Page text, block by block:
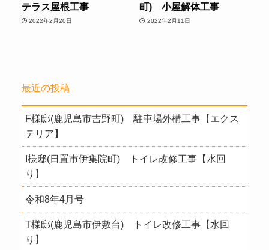
テラス屋根工事
2022年2月20日
町) 小屋解体工事
2022年2月11日
最近の投稿
F様邸(鹿児島市吉野町) 駐車場外構工事【エクス
テリア】
I様邸(日置市伊集院町) トイレ改修工事【水回
り】
令和8年4月号
T様邸(鹿児島市伊敷台) トイレ改修工事【水回
り】